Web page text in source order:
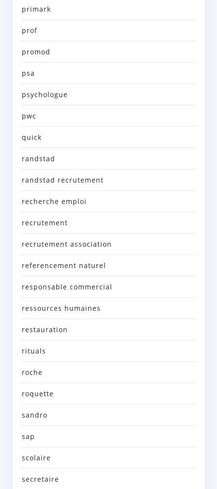
primark
prof
promod
psa
psychologue
pwc
quick
randstad
randstad recrutement
recherche emploi
recrutement
recrutement association
referencement naturel
responsable commercial
ressources humaines
restauration
rituals
roche
roquette
sandro
sap
scolaire
secretaire